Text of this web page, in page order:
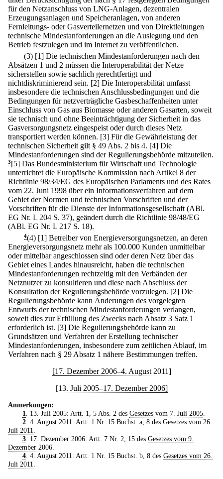
für den Netzanschluss von LNG-Anlagen, dezentralen
Erzeugungsanlagen und Speicheranlagen, von anderen
Fernleitungs- oder Gasverteilernetzen und von Direktleitungen
technische Mindestanforderungen an die Auslegung und den
Betrieb festzulegen und im Internet zu veröffentlichen.
(3) [1] Die technischen Mindestanforderungen nach den
Absätzen 1 und 2 müssen die Interoperabilität der Netze
sicherstellen sowie sachlich gerechtfertigt und
nichtdiskriminierend sein. [2] Die Interoperabilität umfasst
insbesondere die technischen Anschlussbedingungen und die
Bedingungen für netzverträgliche Gasbeschaffenheiten unter
Einschluss von Gas aus Biomasse oder anderen Gasarten, soweit
sie technisch und ohne Beeinträchtigung der Sicherheit in das
Gasversorgungsnetz eingespeist oder durch dieses Netz
transportiert werden können. [3] Für die Gewährleistung der
technischen Sicherheit gilt § 49 Abs. 2 bis 4. [4] Die
Mindestanforderungen sind der Regulierungsbehörde mitzuteilen.
3[5] Das Bundesministerium für Wirtschaft und Technologie
unterrichtet die Europäische Kommission nach Artikel 8 der
Richtlinie 98/34/EG des Europäischen Parlaments und des Rates
vom 22. Juni 1998 über ein Informationsverfahren auf dem
Gebiet der Normen und technischen Vorschriften und der
Vorschriften für die Dienste der Informationsgesellschaft (ABl.
EG Nr. L 204 S. 37), geändert durch die Richtlinie 98/48/EG
(ABl. EG Nr. L 217 S. 18).
4(4) [1] Betreiber von Energieversorgungsnetzen, an deren
Energieversorgungsnetz mehr als 100.000 Kunden unmittelbar
oder mittelbar angeschlossen sind oder deren Netz über das
Gebiet eines Landes hinausreicht, haben die technischen
Mindestanforderungen rechtzeitig mit den Verbänden der
Netznutzer zu konsultieren und diese nach Abschluss der
Konsultation der Regulierungsbehörde vorzulegen. [2] Die
Regulierungsbehörde kann Änderungen des vorgelegten
Entwurfs der technischen Mindestanforderungen verlangen,
soweit dies zur Erfüllung des Zwecks nach Absatz 3 Satz 1
erforderlich ist. [3] Die Regulierungsbehörde kann zu
Grundsätzen und Verfahren der Erstellung technischer
Mindestanforderungen, insbesondere zum zeitlichen Ablauf, im
Verfahren nach § 29 Absatz 1 nähere Bestimmungen treffen.
[17. Dezember 2006–4. August 2011]
[13. Juli 2005–17. Dezember 2006]
Anmerkungen:
1
. 13. Juli 2005: Artt. 1, 5 Abs. 2 des Gesetzes vom 7. Juli 2005.
2. 4. August 2011: Artt. 1 Nr. 15 Buchst. a, 8 des Gesetzes vom 26.
Juli 2011
3. 17. Dezember 2006: Artt. 7 Nr. 2, 15 des Gesetzes vom 9.
Dezember 2006
4. 4. August 2011: Artt. 1 Nr. 15 Buchst. b, 8 des Gesetzes vom 26.
Juli 2011